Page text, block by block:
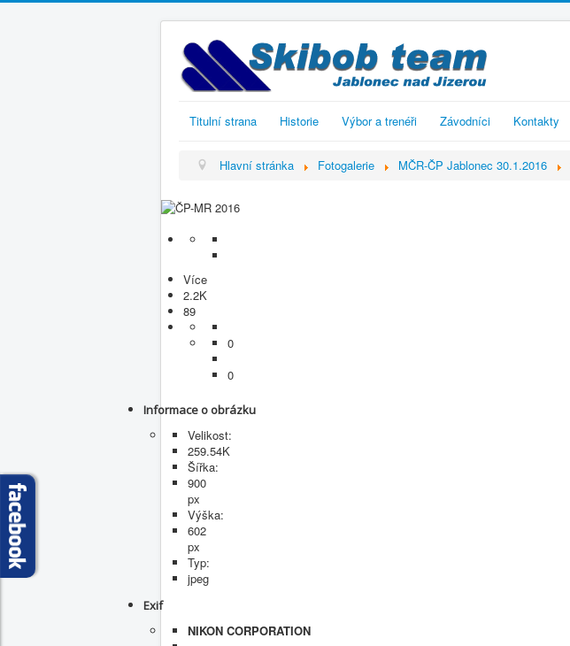
Titulní strana Historie Výbor a trenéři Závodníci Kontakty
Hlavní stránka Fotogalerie MČR-ČP Jablonec 30.1.2016
Více
2.2K
89
0
0
Informace o obrázku
Velikost:
259.54K
Šířka:
900
px
Výška:
602
px
Typ:
jpeg
Exif
NIKON CORPORATION